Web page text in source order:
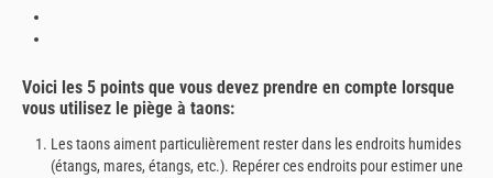
Voici les 5 points que vous devez prendre en compte lorsque
vous utilisez le piège à taons:
Les taons aiment particulièrement rester dans les endroits humides
(étangs, mares, étangs, etc.). Repérer ces endroits pour estimer une